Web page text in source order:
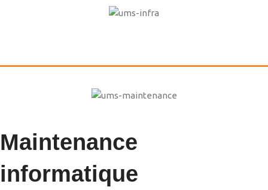
Maintenance
informatique